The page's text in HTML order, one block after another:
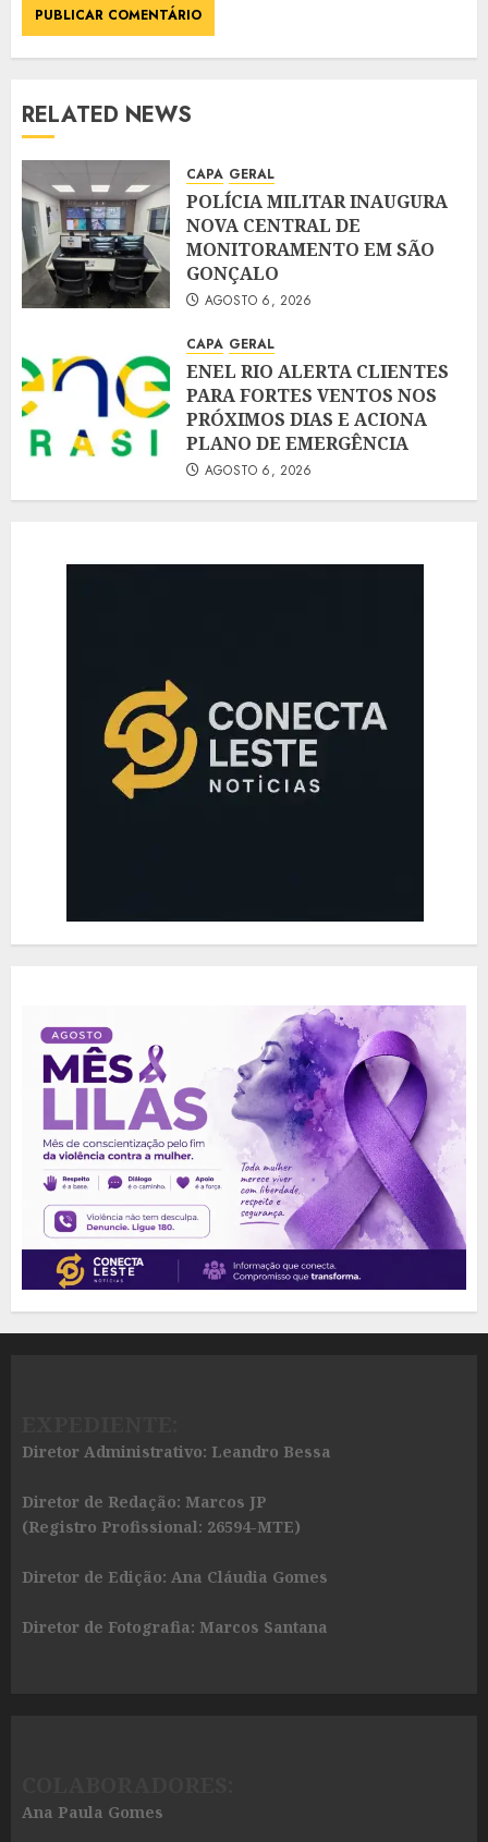
RELATED NEWS
CAPA GERAL
POLÍCIA MILITAR INAUGURA
NOVA CENTRAL DE
MONITORAMENTO EM SÃO
GONÇALO
AGOSTO 6, 2026
CAPA GERAL
ENEL RIO ALERTA CLIENTES
PARA FORTES VENTOS NOS
PRÓXIMOS DIAS E ACIONA
PLANO DE EMERGÊNCIA
AGOSTO 6, 2026
Diretor Administrativo: Leandro Bessa
Diretor de Redação: Marcos JP
(Registro Profissional: 26594-MTE)
Diretor de Edição: Ana Cláudia Gomes
Diretor de Fotografia: Marcos Santana
Ana Paula Gomes